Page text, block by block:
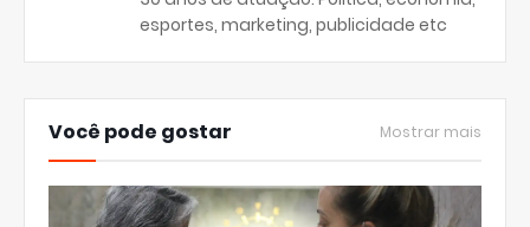
esportes, marketing, publicidade etc
Você pode gostar Mostrar mais